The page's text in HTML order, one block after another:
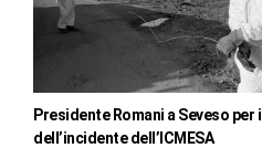
Presidente Romani a Seveso per
dell’incidente dell’ICMESA